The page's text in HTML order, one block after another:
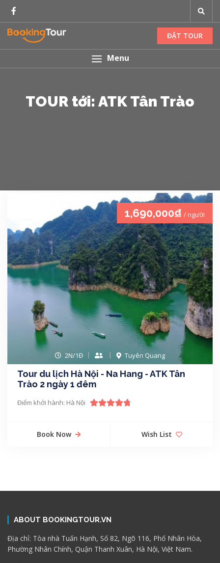
ĐẶT TOUR
Menu
TOUR tới: ATK Tân Trào
1,690,000₫ / người
2N/1Đ Tuyên Quang
Tour du lịch Hà Nội - Na Hang - ATK Tân
Trào 2 ngày 1 đêm
Điểm khởi hành: Hà Nội
Book Now Wish List
ABOUT BOOKINGTOUR.VN
Địa chỉ: Tòa nhà Tuấn Hạnh, Số 82, Ngõ 116, Phố Nhân Hòa,
Phường Nhân Chính, Quận Thanh Xuân, Hà Nội, Việt Nam.